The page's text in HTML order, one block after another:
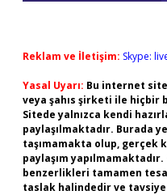
Reklam ve İletişim: Skype:
Yasal Uyarı: Bu internet
veya şahıs şirketi ile hiçbir
Sitede yalnızca kendi
paylaşılmaktadır. Burada
taşımamakta olup, gerçek
paylaşım
benzerlikleri tamamen
taslak halindedir ve